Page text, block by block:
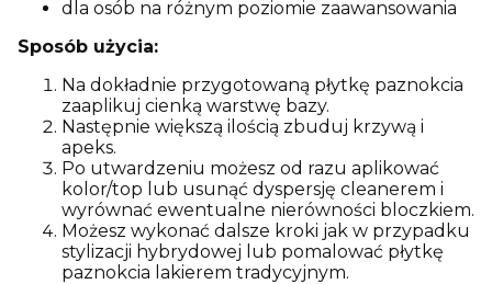
dla osób na różnym poziomie zaawansowania
Sposób użycia:
Na dokładnie przygotowaną płytkę paznokcia
zaaplikuj cienką warstwę bazy.
Następnie większą ilością zbuduj krzywą i
apeks.
Po utwardzeniu możesz od razu aplikować
kolor/top lub usunąć dyspersję cleanerem i
wyrównać ewentualne nierówności bloczkiem.
Możesz wykonać dalsze kroki jak w przypadku
stylizacji hybrydowej lub pomalować płytkę
paznokcia lakierem tradycyjnym.